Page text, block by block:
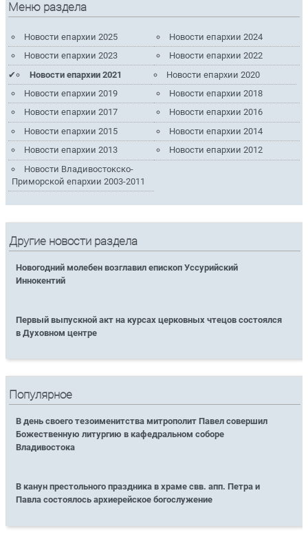
Меню раздела
Новости епархии 2025
Новости епархии 2024
Новости епархии 2023
Новости епархии 2022
Новости епархии 2021
Новости епархии 2020
Новости епархии 2019
Новости епархии 2018
Новости епархии 2017
Новости епархии 2016
Новости епархии 2015
Новости епархии 2014
Новости епархии 2013
Новости епархии 2012
Новости Владивостокско-
Приморской епархии 2003-2011
Другие новости раздела
Новогодний молебен возглавил епископ Уссурийский
Иннокентий
Первый выпускной акт на курсах церковных чтецов состоялся
в Духовном центре
Популярное
В день своего тезоименитства митрополит Павел совершил
Божественную литургию в кафедральном соборе
Владивостока
В канун престольного праздника в храме свв. апп. Петра и
Павла состоялось архиерейское богослужение